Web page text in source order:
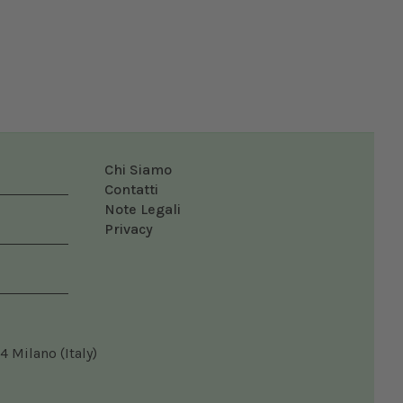
Chi Siamo
Contatti
Note Legali
Privacy
Milano (Italy)